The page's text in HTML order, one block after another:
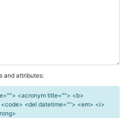
and attributes:
<acronym title=""> <b>
<del datetime=""> <em> <i>